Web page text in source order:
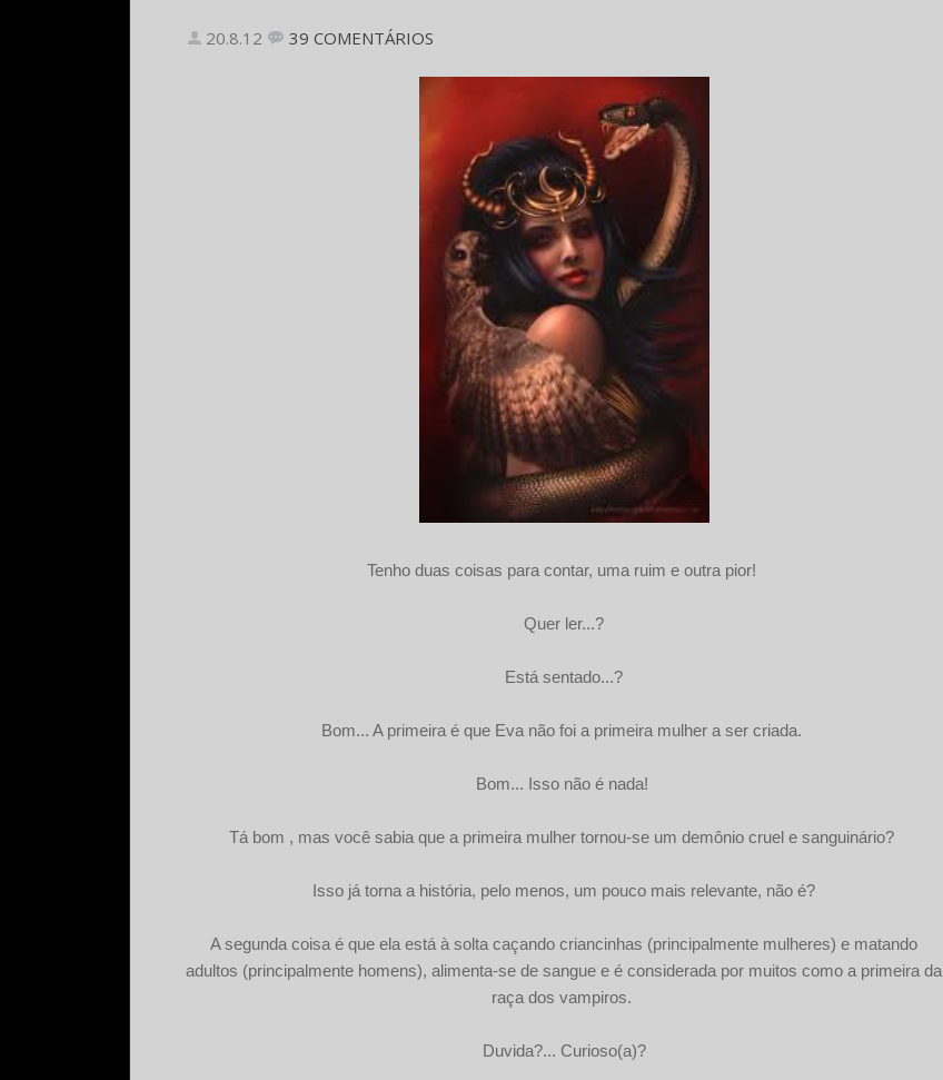
20.8.12 39 COMENTÁRIOS
Tenho duas coisas para contar, uma ruim e outra pior!
Quer ler...?
Está sentado...?
Bom... A primeira é que Eva não foi a primeira mulher a ser criada.
Bom... Isso não é nada!
Tá bom , mas você sabia que a primeira mulher tornou-se um demônio cruel e sanguinário?
Isso já torna a história, pelo menos, um pouco mais relevante, não é?
A segunda coisa é que ela está à solta caçando criancinhas (principalmente mulheres) e matando
adultos (principalmente homens), alimenta-se de sangue e é considerada por muitos como a primeira da
raça dos vampiros.
Duvida?... Curioso(a)?